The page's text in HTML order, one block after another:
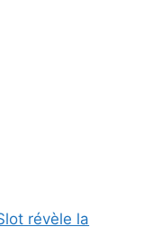
révèle la